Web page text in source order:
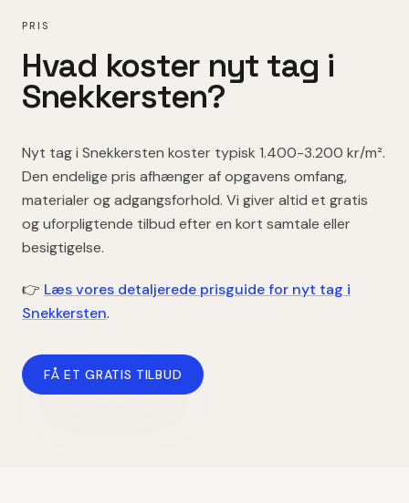
PRIS
Hvad koster nyt tag i
Snekkersten?
Nyt tagi Snekkersten koster typisk 1.400-3.200 kr/m².
Den endelige pris afhænger af opgavens omfang,
materialer og adgangsforhold. Vi giver altid et gratis
og uforpligtende tilbud efter en kort samtale eller
besigtigelse.
👉 Læs vores detaljerede prisguide for nyt tag i
Snekkersten.
FÅ ET GRATIS TILBUD